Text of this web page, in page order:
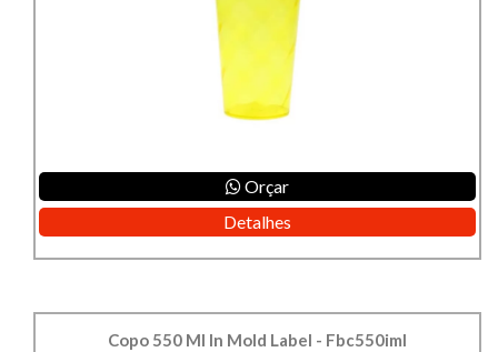
Orçar
Detalhes
Copo 550 Ml In Mold Label - Fbc550iml